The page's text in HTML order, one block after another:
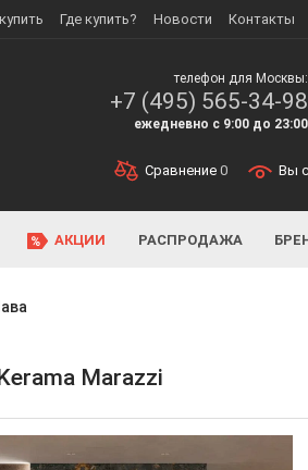
Где купить? Новости Контакты
телефон для Москвы:
+7 (495) 565-34-98
ежедневно с 9:00 до 23:00
Сравнение 0 Вы
АКЦИИ РАСПРОДАЖА
Marazzi